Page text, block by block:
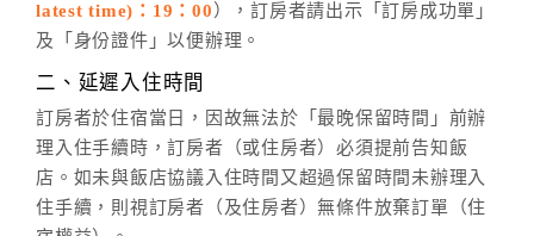
六、聯絡方式
(07)9682715 。
latest time)：19：00 ），訂房者請出示「訂房成功單」
及「身份證件」以便辦理。
二、延遲入住時間
訂房者於住宿當日，因故無法於「最晚保留時間」前辦
理入住手續時，訂房者（或住房者）必須提前告知飯
店。如未與飯店協議入住時間又超過保留時間未辦理入
住手續，則視訂房者（及住房者）無條件放棄訂單（住